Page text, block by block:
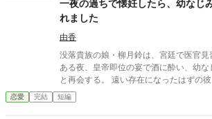
一夜の過ちで懐妊したら、幼なじ
れました
由香
没落貴族の娘・柳月鈴は、宮廷で医官見
ある夜、皇帝即位の宴で酒に酔い、幼
と再会する。 遠い存在になったはずの彼。 けれど、その夜をきっ
かけに月鈴の運命は大きく動き出す。 冷酷と恐れられる皇帝が、
なぜか彼女だけには甘すぎて――。
恋愛 完結 短編